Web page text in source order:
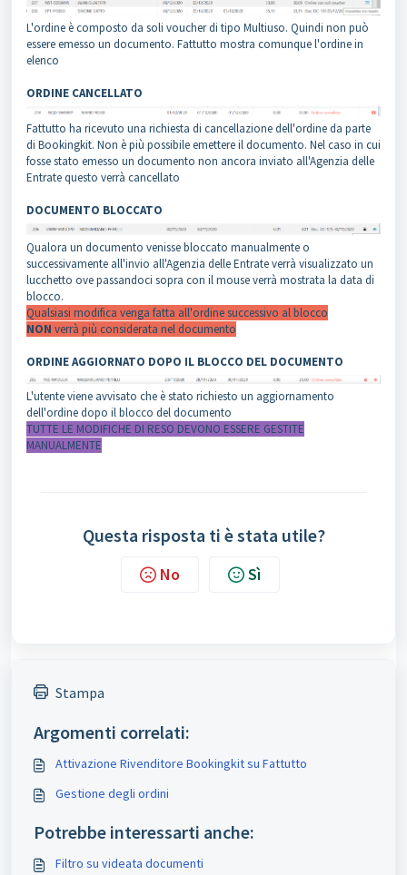
L'ordine è composto da soli voucher di tipo Multiuso. Quindi non può
essere emesso un documento. Fattutto mostra comunque l'ordine in
elenco
ORDINE CANCELLATO
Fattutto ha ricevuto una richiesta di cancellazione dell'ordine da parte
di Bookingkit. Non è più possibile emettere il documento. Nel caso in cui
fosse stato emesso un documento non ancora inviato all'Agenzia delle
Entrate questo verrà cancellato
DOCUMENTO BLOCCATO
Qualora un documento venisse bloccato manualmente o
successivamente all'invio all'Agenzia delle Entrate verrà visualizzato un
lucchetto ove passandoci sopra con il mouse verrà mostrata la data di
blocco.
Qualsiasi modifica venga fatta all'ordine successivo al blocco
NON verrà più considerata nel documento
ORDINE AGGIORNATO DOPO IL BLOCCO DEL DOCUMENTO
L'utente viene avvisato che è stato richiesto un aggiornamento
dell'ordine dopo il blocco del documento
TUTTE LE MODIFICHE DI RESO DEVONO ESSERE GESTITE
MANUALMENTE
Questa risposta ti è stata utile?
No Sì
Stampa
Argomenti correlati:
Attivazione Rivenditore Bookingkit su Fattutto
Gestione degli ordini
Potrebbe interessarti anche:
Filtro su videata documenti